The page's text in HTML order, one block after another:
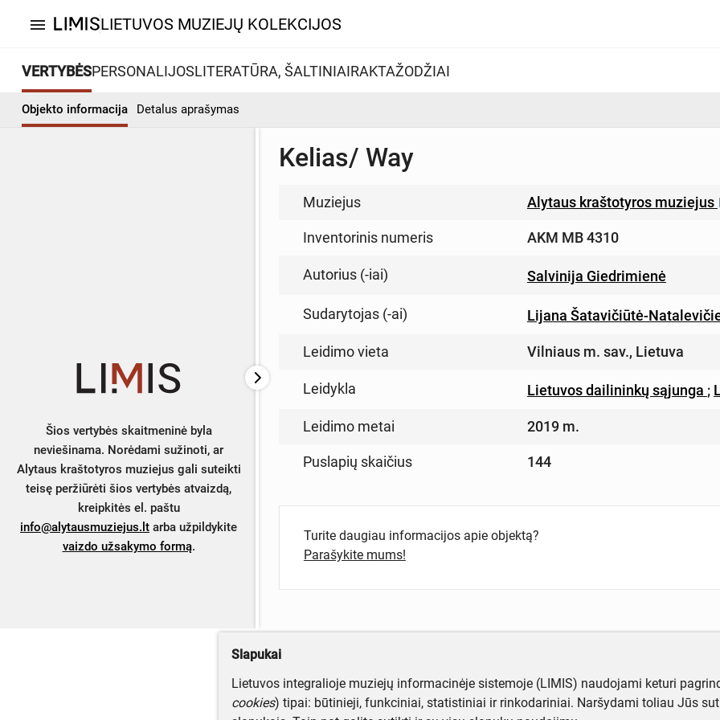
menu LIETUVOS MUZIEJŲ KOLEKCIJOS
VERTYBĖSPERSONALIJOSLITERATŪRA, ŠALTINIAIRAKTAŽODŽIAI
Objekto informacija Detalus aprašymas
Šios vertybės skaitmeninė byla
neviešinama. Norėdami sužinoti, ar
Alytaus kraštotyros muziejus gali suteikti
teisę peržiūrėti šios vertybės atvaizdą,
kreipkitės el. paštu
info@alytausmuziejus.lt arba užpildykite
vaizdo užsakymo formą.
Kelias/ Way
Muziejus Alytaus kraštotyros muziejus
Inventorinis numeris AKM MB 4310
Autorius (-iai) Salvinija Giedrimienė
Sudarytojas (-ai) Lijana Šatavičiūtė-
Leidimo vieta Vilniaus m. sav., Lietuva
Leidykla Lietuvos dailininkų sąjunga ;
Leidimo metai 2019 m.
Puslapių skaičius 144
Turite daugiau informacijos apie objektą?
Parašykite mums!
Slapukai
Lietuvos integralioje muziejų informacinėje sistemoje (LIMIS) naudojami keturi
cookies) tipai: būtinieji, funkciniai, statistiniai ir rinkodariniai. Naršydami toliau Jūs